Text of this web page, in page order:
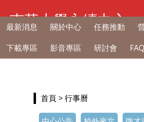
南華大學永續中心
最新消息 關於中心 任務推動
下載專區
影音專區 研討會 FAQ
首頁> 行事曆